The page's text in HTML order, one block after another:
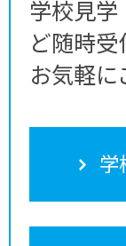
学校見学
ど随時
お気軽
学